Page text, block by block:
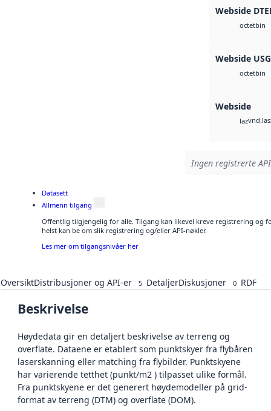
Webside
octetbin
Webside
octetbin
Webside
laz
Ingen registrerte
Datasett
Allmenn tilgang
Offentlig tilgjengelig for alle. Tilgang kan likevel kreve registrering og
helst kan be om slik registrering og/eller API-nøkler.
Les mer om tilgangsnivåer her
OversiktDistribusjoner og API-er 5 DetaljerDiskusjoner 0 RDF
Beskrivelse
Høydedata gir en detaljert beskrivelse av terreng og
overflate. Dataene er etablert som punktskyer fra flybåren
laserskanning eller matching fra flybilder. Punktskyene
har varierende tetthet (punkt/m2 ) tilpasset ulike formål.
Fra punktskyene er det generert høydemodeller på grid-
format av terreng (DTM) og overflate (DOM).